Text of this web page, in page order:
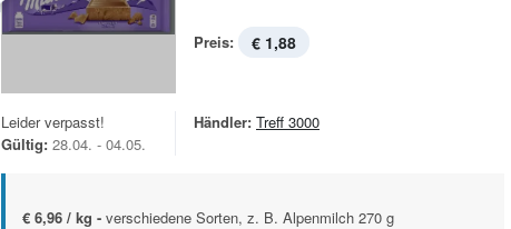
Preis: € 1,88
Leider verpasst!
Gültig: 28.04. - 04.05.
Händler: Treff 3000
€ 6,96 / kg - verschiedene Sorten, z. B. Alpenmilch 270 g